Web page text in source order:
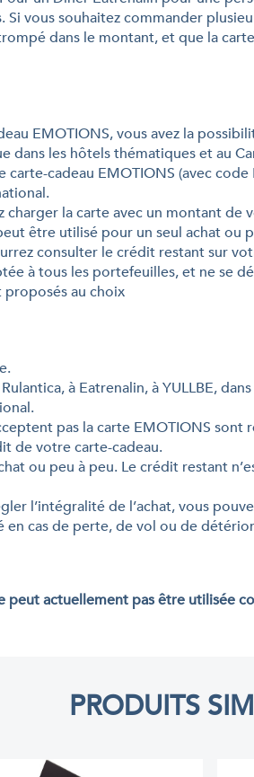
vous souhaitez commander
dans le montant, et que la
EMOTIONS, vous avez la
dans les hôtels thématiques et au
cadeau EMOTIONS (avec
la carte avec un montant de
être utilisé pour un seul achat ou
consulter le crédit restant sur
à tous les portefeuilles, et ne se
au choix
à Eatrenalin, à YULLBE,
pas la carte EMOTIONS
de votre carte-cadeau.
ou peu à peu. Le crédit restant
l’intégralité de l’achat, vous
cas de perte, de vol ou de
peut actuellement pas être utilisée
PRODUITS